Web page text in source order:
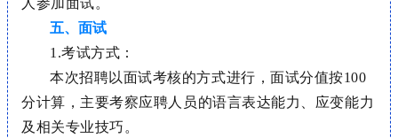
人参加面试。
五、面试
1.考试方式：
本次招聘以面试考核的方式进行，面试分值按100
分计算，主要考察应聘人员的语言表达能力、应变能力
及相关专业技巧。